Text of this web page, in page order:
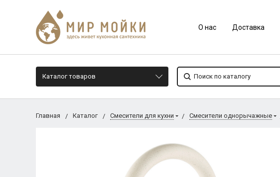
О нас Доставка
Каталог товаров
Главная Каталог Смесители для кухни Смесители однорычажные